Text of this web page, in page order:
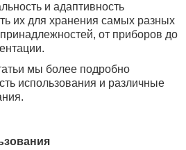
и адаптивность
их для хранения самых разных
от приборов до
мы более подробно
использования и различные